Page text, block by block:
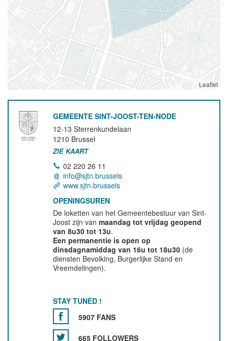
Leaflet
GEMEENTE SINT-JOOST-TEN-NODE
12-13 Sterrenkundelaan
1210 Brussel
ZIE KAART
02 220 26 11
info@sjtn.brussels
www.sjtn.brussels
OPENINGSUREN
De loketten van het Gemeentebestuur van Sint-
Joost zijn vanmaandag tot vrijdag geopend
van 8u30 tot 13u.
Een permanentie is open op
dinsdagnamiddag van 16u tot 18u30 (de
diensten Bevolking, Burgerlijke Stand en
Vreemdelingen).
STAY TUNED !
5907 FANS
665 FOLLOWERS